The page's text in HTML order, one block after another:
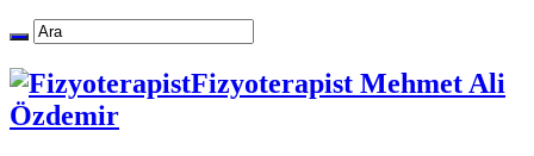
Fizyoterapist Mehmet Ali
Özdemir